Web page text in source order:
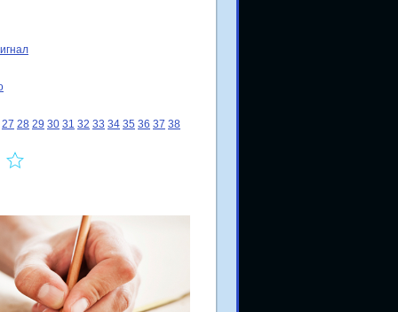
27 28 29 30 31 32 33 34 35 36 37 38